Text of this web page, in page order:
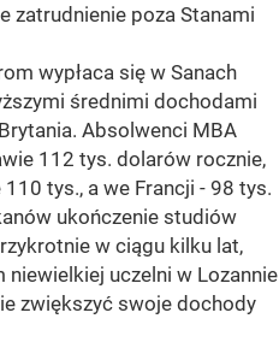
zatrudnienie poza Stanami
wypłaca się w Sanach
średnimi dochodami
Absolwenci MBA
112 tys. dolarów rocznie,
tys., a we Francji - 98 tys.
ukończenie studiów
w ciągu kilku lat,
niewielkiej uczelni w Lozannie
zwiększyć swoje dochody